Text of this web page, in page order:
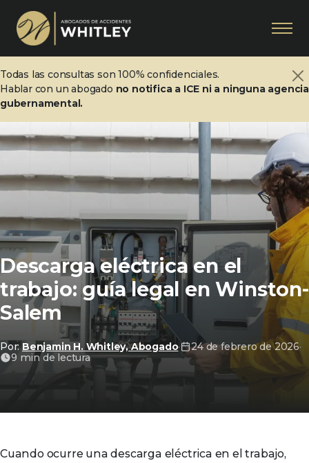
Todas las consultas son 100% confidenciales.
Hablar con un abogado no notifica a ICE ni a ninguna agencia
gubernamental.
Descarga eléctrica en el
trabajo: guía legal en Winston-
Salem
Por: Benjamin H. Whitley, Abogado· 24 de febrero de 2026·
9 min de lectura
Cuando ocurre una descarga eléctrica en el trabajo,